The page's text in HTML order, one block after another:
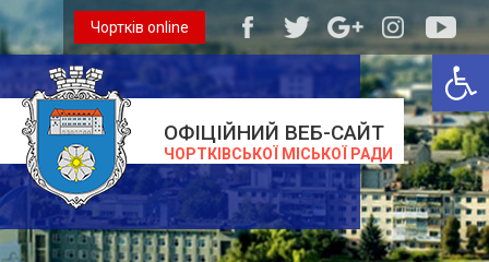
ОФІЦІЙНИЙ ВЕБ-САЙТ
ЧОРТКІВСЬКОЇ МІСЬКОЇ РАДИ
Чортків online